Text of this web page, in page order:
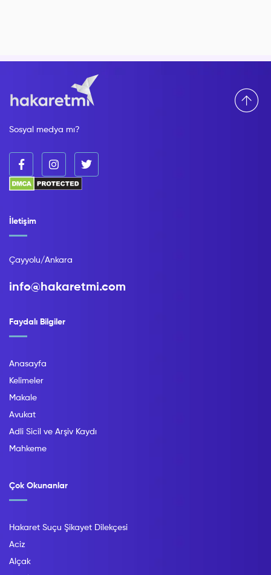
Sosyal medya mı?
Faydalı Bilgiler
Anasayfa
Kelimeler
Makale
Avukat
Adli Sicil ve Arşiv Kaydı
Mahkeme
Çok Okunanlar
Hakaret Suçu Şikayet Dilekçesi
Aciz
Alçak
İletişim
Çayyolu/Ankara
info@hakaretmi.com